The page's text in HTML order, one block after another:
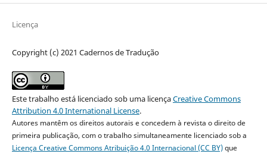
Licença
Copyright (c) 2021 Cadernos de Tradução
Este trabalho está licenciado sob uma licençaCreative Commons
Attribution 4.0 International License.
Autores mantêm os direitos autorais e concedem à revista o direito de
primeira publicação, com o trabalho simultaneamente licenciado sob a
Licença Creative Commons Atribuição 4.0 Internacional (CC BY)que